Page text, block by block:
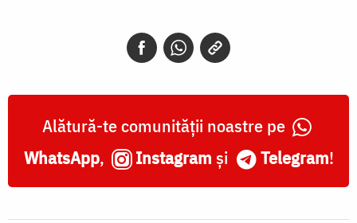
Alătură-te comunității noastre pe
WhatsApp, Instagram și Telegram!